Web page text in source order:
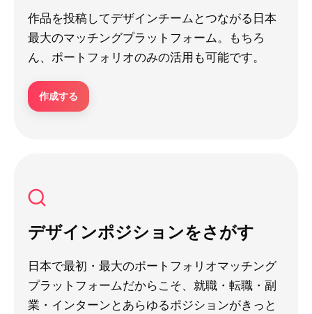
作品を投稿してデザインチームとつながる日本
最大のマッチングプラットフォーム。もちろ
ん、ポートフォリオのみの活用も可能です。
作成する
デザインポジションをさがす
日本で最初・最大のポートフォリオマッチング
プラットフォームだからこそ、就職・転職・副
業・インターンとあらゆるポジションがきっと